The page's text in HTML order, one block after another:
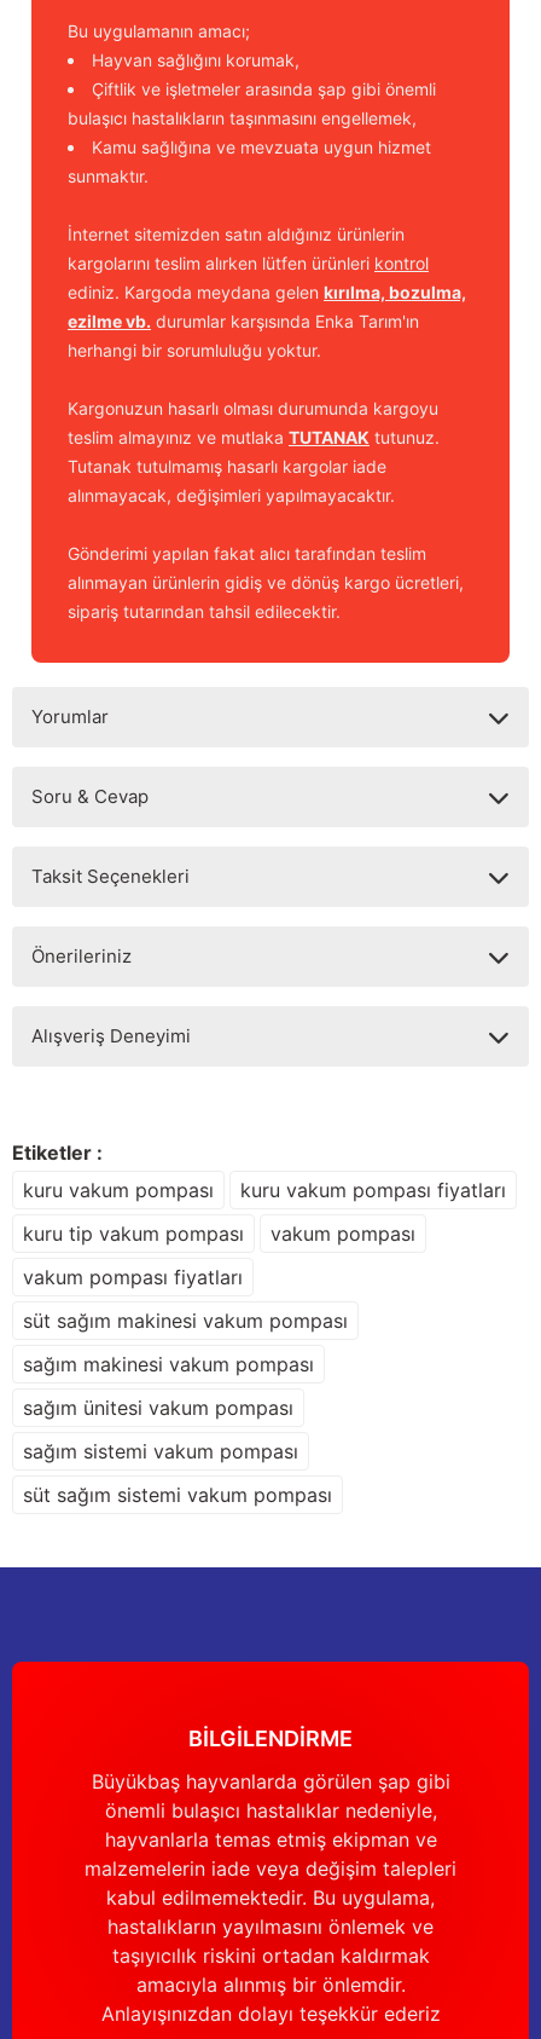
Bu uygulamanın amacı;
Hayvan sağlığını korumak,
Çiftlik ve işletmeler arasında şap gibi önemli
bulaşıcı hastalıkların taşınmasını engellemek,
Kamu sağlığına ve mevzuata uygun hizmet
sunmaktır.
İnternet sitemizden satın aldığınız ürünlerin
kargolarını teslim alırken lütfen ürünleri kontrol
ediniz. Kargoda meydana gelen kırılma, bozulma,
ezilme vb. durumlar karşısında Enka Tarım'ın
herhangi bir sorumluluğu yoktur.
Kargonuzun hasarlı olması durumunda kargoyu
teslim almayınız ve mutlaka TUTANAK tutunuz.
Tutanak tutulmamış hasarlı kargolar iade
alınmayacak, değişimleri yapılmayacaktır.
Gönderimi yapılan fakat alıcı tarafından teslim
alınmayan ürünlerin gidiş ve dönüş kargo ücretleri,
sipariş tutarından tahsil edilecektir.
Yorumlar
Soru & Cevap
Taksit Seçenekleri
Önerileriniz
konularda yetersiz gördüğünüz noktaları öneri formunu
Ürün resmi kalitesiz, bozuk veya görüntülenemiyor.
Ürün fiyatı diğer sitelerden daha pahalı.
Bu ürüne benzer farklı alternatifler olmalı.
Alışveriş Deneyimi
Deneyimini Paylaş
Etiketler :
kuru vakum pompası
kuru vakum pompası fiyatları
kuru tip vakum pompası
vakum pompası
vakum pompası fiyatları
süt sağım makinesi vakum pompası
sağım makinesi vakum pompası
sağım ünitesi vakum pompası
sağım sistemi vakum pompası
süt sağım sistemi vakum pompası
BİLGİLENDİRME
Büyükbaş hayvanlarda görülen şap gibi
önemli bulaşıcı hastalıklar nedeniyle,
hayvanlarla temas etmiş ekipman ve
malzemelerin iade veya değişim talepleri
kabul edilmemektedir. Bu uygulama,
hastalıkların yayılmasını önlemek ve
taşıyıcılık riskini ortadan kaldırmak
amacıyla alınmış bir önlemdir.
Anlayışınızdan dolayı teşekkür ederiz